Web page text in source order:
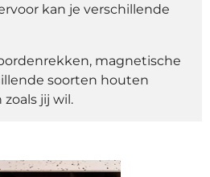
kan je verschillende
magnetische
soorten houten
jij wil.